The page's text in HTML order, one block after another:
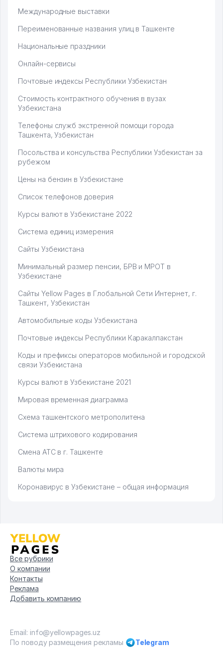
Международные выставки
Переименованные названия улиц в Ташкенте
Национальные праздники
Онлайн-сервисы
Почтовые индексы Республики Узбекистан
Стоимость контрактного обучения в вузах
Узбекистана
Телефоны служб экстренной помощи города
Ташкента, Узбекистан
Посольства и консульства Республики Узбекистан за
рубежом
Цены на бензин в Узбекистане
Список телефонов доверия
Курсы валют в Узбекистане 2022
Система единиц измерения
Сайты Узбекистана
Минимальный размер пенсии, БРВ и МРОТ в
Узбекистане
Сайты Yellow Pages в Глобальной Сети Интернет, г.
Ташкент, Узбекистан
Автомобильные коды Узбекистана
Почтовые индексы Республики Каракалпакстан
Коды и префиксы операторов мобильной и городской
связи Узбекистана
Курсы валют в Узбекистане 2021
Мировая временная диаграмма
Схема ташкентского метрополитена
Система штрихового кодирования
Смена АТС в г. Ташкенте
Валюты мира
Коронавирус в Узбекистане – общая информация
Все рубрики
О компании
Контакты
Реклама
Добавить компанию
Email: info@yellowpages.uz
По поводу размещения рекламы
Telegram